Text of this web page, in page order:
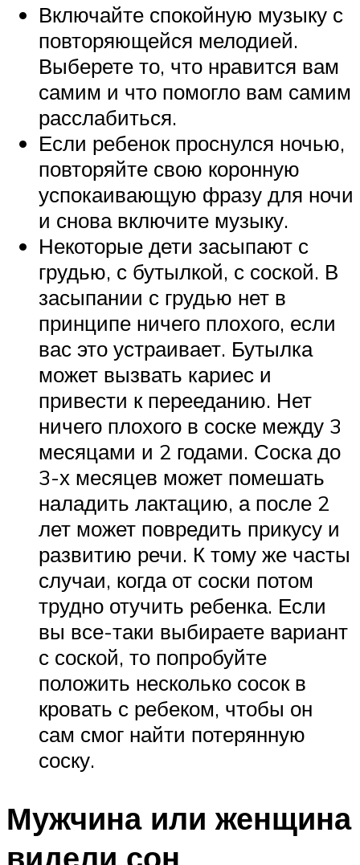
Включайте спокойную музыку с
повторяющейся мелодией.
Выберете то, что нравится вам
самим и что помогло вам самим
расслабиться.
Если ребенок проснулся ночью,
повторяйте свою коронную
успокаивающую фразу для ночи
и снова включите музыку.
Некоторые дети засыпают с
грудью, с бутылкой, с соской. В
засыпании с грудью нет в
принципе ничего плохого, если
вас это устраивает. Бутылка
может вызвать кариес и
привести к перееданию. Нет
ничего плохого в соске между 3
месяцами и 2 годами. Соска до
3-х месяцев может помешать
наладить лактацию, а после 2
лет может повредить прикусу и
развитию речи. К тому же часты
случаи, когда от соски потом
трудно отучить ребенка. Если
вы все-таки выбираете вариант
с соской, то попробуйте
положить несколько сосок в
кровать с ребеком, чтобы он
сам смог найти потерянную
соску.
Мужчина или женщина
видели сон